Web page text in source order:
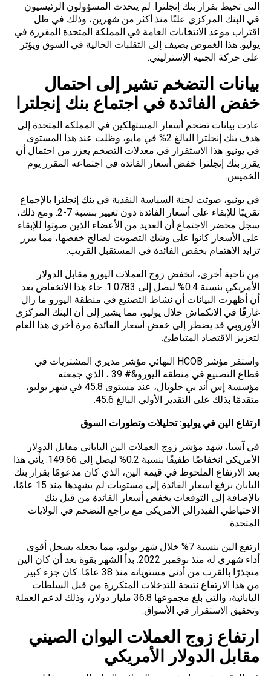
التي تحيط بقرار بنك إنجلترا. لم يتحدث المسؤولون الرئيسيون
في البنك المركزي علنًا منذ أكثر من شهرين، وذلك في ظل
اقتراب موعد الانتخابات العامة في المملكة المتحدة المقررة في
يوليو. هذا الغموض يضيف إلى التقلبات الحالية في السوق ويؤثر
على حركة الجنيه الإسترليني.
بيانات التضخم تشير إلى احتمال
خفض الفائدة في اجتماع بنك إنجلترا
عادت بيانات تضخم أسعار المستهلكين في المملكة المتحدة إلى
هدف بنك إنجلترا البالغ 2% في مايو، وظلت عند هذا المستوى
في يونيو. هذا الاستقرار في معدلات التضخم يعزز من احتمال أن
يقرر بنك إنجلترا خفض أسعار الفائدة في اجتماعه المقرر يوم
الخميس.
في يونيو، صوتت لجنة السياسة النقدية في بنك إنجلترا بالإجماع
تقريبًا للإبقاء على أسعار الفائدة دون تغيير بنسبة 7-2. ومع ذلك،
سجل محضر الاجتماع أن العديد من الأعضاء الذين صوتوا للإبقاء
على الأسعار كانوا على وشك التصويت لصالح خفضها، مما يبرز
تزايد الاهتمام بخفض الفائدة في المستقبل القريب.
من ناحية أخرى، انخفض زوج العملات اليورو مقابل الدولار
الأمريكي بنسبة 0.4% ليصل إلى 1.0783. جاء هذا الانخفاض بعد
أن أظهرت البيانات أن نشاط التصنيع في منطقة اليورو ما زال
غارقًا في الانكماش خلال يوليو، مما يشير إلى أن البنك المركزي
الأوروبي قد يضطر إلى خفض أسعار الفائدة مرة أخرى هذا العام
لتعزيز الاقتصاد المتباطئ.
واستقر مؤشر HCOB النهائي مؤشر مديري المشتريات في
قطاع التصنيع في منطقة اليورو&# 39 ، الذي جمعته
مؤسسة إس أند بي جلوبال، عند مستوى 45.8 في شهر يوليو،
متقدمًا بذلك على التقدير الأولي البالغ 45.6.
ارتفاع الين في يوليو: تحليلات وتطورات السوق
في آسيا، شهد مؤشر زوج العملات الين الياباني مقابل الدولار
الأمريكي انخفاضًا طفيفًا بنسبة 0.2% ليصل إلى 149.66. يأتي هذا
بعد الارتفاع الملحوظ في قيمة الين، الذي كان مدعومًا بقرار بنك
اليابان برفع أسعار الفائدة إلى مستويات لم يشهدها منذ 15 عامًا،
بالإضافة إلى التوقعات بخفض أسعار الفائدة من قبل بنك
الاحتياطي الفيدرالي الأمريكي مع تراجع التضخم في الولايات
المتحدة.
ارتفع الين بنسبة 7% خلال شهر يوليو، مما يجعله يسجل أقوى
أداء شهري له منذ نوفمبر 2022. بدأ الشهر بقوة بعد أن كان الين
متجذرًا بالقرب من أدنى مستوياته منذ 38 عامًا. كان جزء كبير
من هذا الارتفاع نتيجة للتدخلات المتكررة من قبل السلطات
اليابانية، والتي بلغ مجموعها 36.8 مليار دولار، وذلك لدعم العملة
وتحقيق الاستقرار في الأسواق.
ارتفاع زوج العملات اليوان الصيني
مقابل الدولار الأمريكي